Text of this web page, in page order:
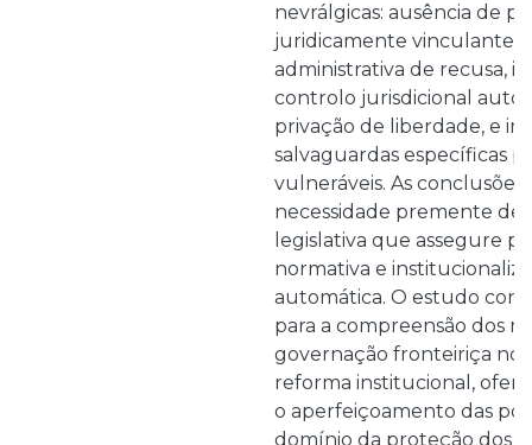
nevrálgicas: ausência de
juridicamente vinculante
administrativa de recusa,
controlo jurisdicional
privação de liberdade, e
salvaguardas específicas
vulneráveis. As
necessidade premente
legislativa que assegure
normativa e
automática. O estudo
para a compreensão dos
governação fronteiriça no
reforma institucional,
o aperfeiçoamento das
domínio da proteção dos